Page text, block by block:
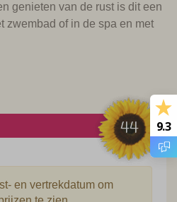
genieten van de rust is dit een
zwembad of in de spa en met
boerderij, in typische
de wijnvelden. Omdat de
is in Piemonte is dit een
bezoek aan de plaatsjes
tussen de wijngaarden, hier
44
en vertrekdatum om
9.3